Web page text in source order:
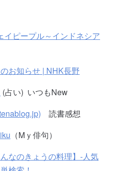
イピープル～インドネシア
お知らせ | NHK長野
(占い) いつもNew
読書感想
（Mｙ俳句）
なのきょうの料理】-人気